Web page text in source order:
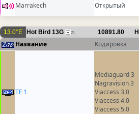
Marrakech Открытый
13.0°E Hot Bird 13G 21 10891.80 H
Название Кодировка
TF 1
Mediaguard 3
Nagravision 3
Viaccess 3.0
Viaccess 4.0
Viaccess 5.0